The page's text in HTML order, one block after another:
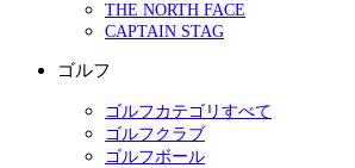
THE NORTH FACE
CAPTAIN STAG
ゴルフ
ゴルフカテゴリすべて
ゴルフクラブ
ゴルフボール